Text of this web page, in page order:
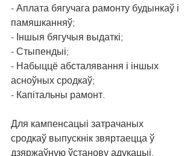
- Аплата бягучага рамонту будынкаў і
памяшканняў;
- Іншыя бягучыя выдаткі;
- Стыпендыі;
- Набыццё абсталявання і іншых
асноўных сродкаў;
- Капітальны рамонт.
Для кампенсацыі затрачаных
сродкаў выпускнік звяртаецца ў
дзяржаўную ўстанову адукацыі,